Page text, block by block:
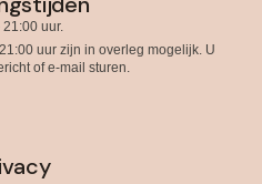
uur.
uur zijn in overleg mogelijk. U
of e-mail sturen.